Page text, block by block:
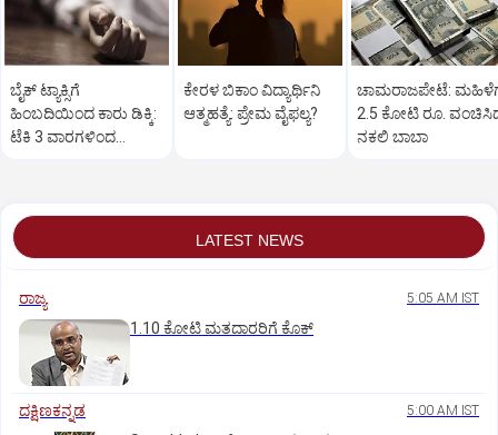
ಬೈಕ್‌ ಟ್ಯಾಕ್ಸಿಗೆ
ಹಿಂಬದಿಯಿಂದ ಕಾರು ಡಿಕ್ಕಿ:
ಟೆಕಿ 3 ವಾರಗಳಿಂದ
ಕೇರಳ ಬಿಕಾಂ ವಿದ್ಯಾರ್ಥಿನಿ
ಆತ್ಮಹತ್ಯೆ: ಪ್ರೇಮ ವೈಫಲ್ಯ?
ಚಾಮರಾಜಪೇಟೆ:
2.5 ಕೋಟಿ ರೂ.
ನಕಲಿ ಬಾಬಾ
LATEST NEWS
ರಾಜ್ಯ 5:05 AM IST
1.10 ಕೋಟಿ ಮತದಾರರಿಗೆ ಕೊಕ್‌
ದಕ್ಷಿಣಕನ್ನಡ 5:00 AM IST